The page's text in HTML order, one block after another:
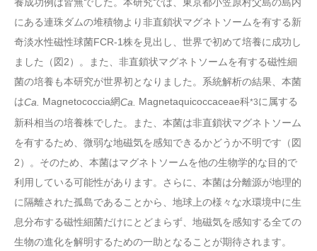
養成功例は皆無でした。本研究では、東京都小笠原村父島の島内
にある連珠ダムの堆積物より非直鎖状マグネトソームを有する新
奇淡水性磁性球菌FCR-1株を見出し、世界で初めて培養に成功し
ました（図2）。また、非直鎖状マグネトソームを有する磁性細
菌の培養も本研究が世界初となりました。系統解析の結果、本菌
はCa. Magnetococcia網Ca. Magnetaquicoccaceae科*3に属する
新科相当の培養株でした。また、本菌は非直鎖状マグネトソーム
を有するため、微弱な地磁気を感知できるかどうか不明です（図
2）。そのため、本菌はマグネトソームを他の生物学的な目的で
利用している可能性があります。さらに、本菌は分離源が地理的
に隔離された孤島であることから、地球上の様々な水環境中に生
息分布する磁性細菌だけにとどまらず、地磁気を感知する全ての
生物の進化を解明するための一助となることが期待されます。